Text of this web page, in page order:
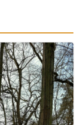
पहुंच मार्ग
के 5 बेहतरीन